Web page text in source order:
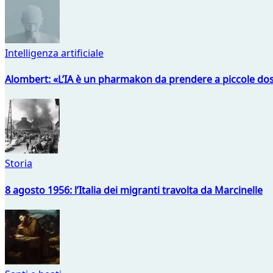
Intelligenza artificiale
Alombert: «L’IA è un pharmakon da prendere a piccole
Storia
8 agosto 1956: l’Italia dei migranti travolta da Marcinelle